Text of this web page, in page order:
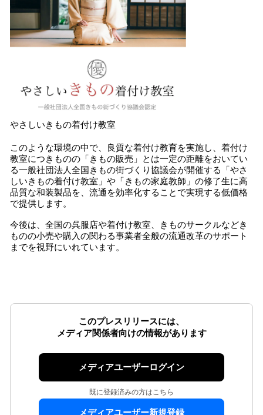
やさしいきもの着付け教室
このような環境の中で、良質な着付け教育を実施し、着付け
教室につきものの「きもの販売」とは一定の距離をおいてい
る一般社団法人全国きもの街づくり協議会が開催する「やさ
しいきもの着付け教室」や「きもの家庭教師」の修了生に高
品質な和装製品を、流通を効率化することで実現する低価格
で提供します。
今後は、全国の呉服店や着付け教室、きものサークルなどき
ものの小売や購入の関わる事業者全般の流通改革のサポート
までを視野にいれています。
このプレスリリースには、
メディア関係者向けの情報があります
メディアユーザーログイン
既に登録済みの方はこちら
メディアユーザー新規登録